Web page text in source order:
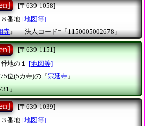
[〒639-1058]
番地 [地図等]
寺』 法人コード=「1150005002678」
[〒639-1151]
地の１
[地図等]
位(5カ寺)の『宗延寺 』
」
[〒639-1039]
番地 [地図等]